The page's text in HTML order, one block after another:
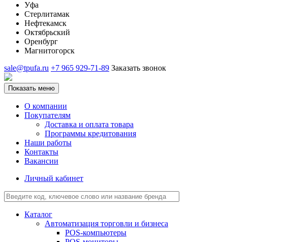
Уфа
Стерлитамак
Нефтекамск
Октябрьский
Оренбург
Магнитогорск
sale@tpufa.ru +7 965 929-71-89 Заказать звонок
Показать меню
О компании
Покупателям
Доставка и оплата товара
Программы кредитования
Наши работы
Контакты
Вакансии
Личный кабинет
Каталог
Автоматизация торговли и бизнеса
POS-компьютеры